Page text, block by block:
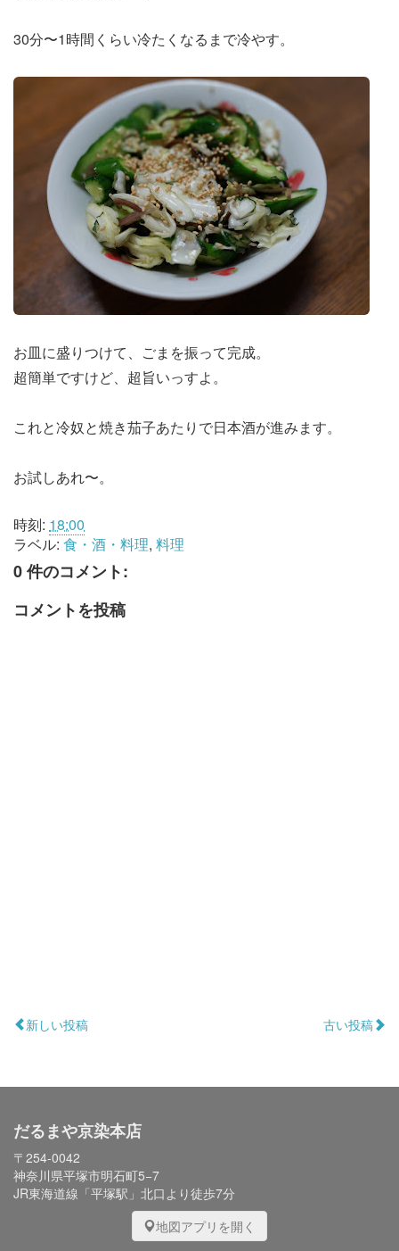
30分〜1時間くらい冷たくなるまで冷やす。
お皿に盛りつけて、ごまを振って完成。
超簡単ですけど、超旨いっすよ。
これと冷奴と焼き茄子あたりで日本酒が進みます。
お試しあれ〜。
時刻: 18:00
ラベル: 食・酒・料理, 料理
0 件のコメント:
コメントを投稿
新しい投稿 古い投稿
だるまや京染本店
〒254-0042
神奈川県平塚市明石町5−7
JR東海道線「平塚駅」北口より徒歩7分
地図アプリを開く